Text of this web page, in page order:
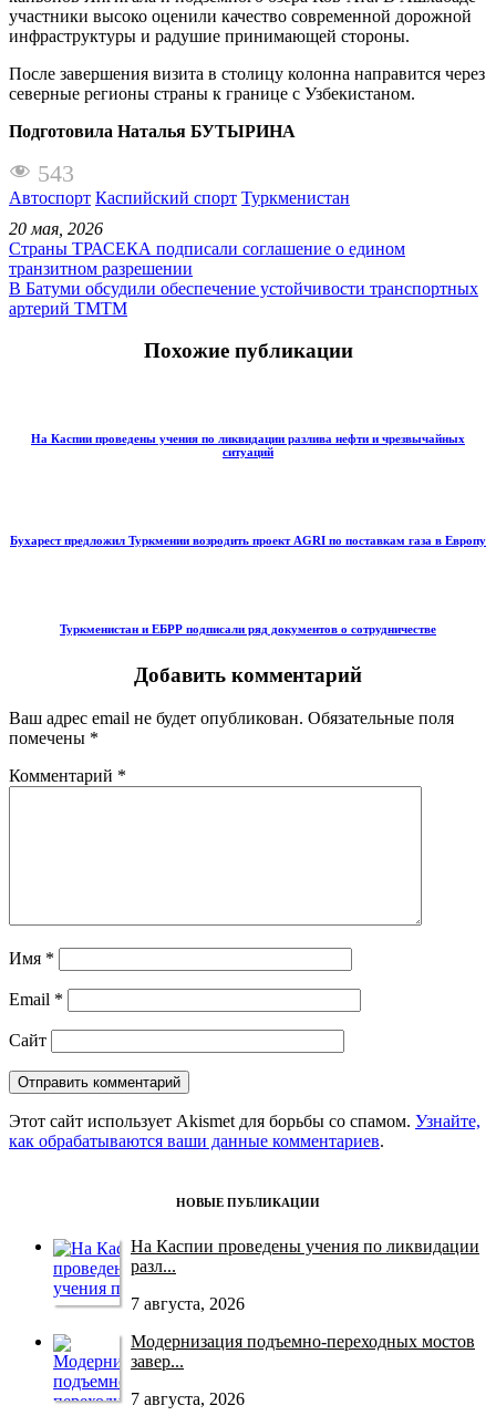
участники высоко оценили качество современной дорожной
инфраструктуры и радушие принимающей стороны.
После завершения визита в столицу колонна направится через
северные регионы страны к границе с Узбекистаном.
Подготовила Наталья БУТЫРИНА
543
Автоспорт Каспийский спорт Туркменистан
20 мая, 2026
Страны ТРАСЕКА подписали соглашение о едином
транзитном разрешении
В Батуми обсудили обеспечение устойчивости транспортных
артерий ТМТМ
Похожие публикации
На Каспии проведены учения по ликвидации разлива нефти и чрезвычайных
ситуаций
Бухарест предложил Туркмении возродить проект AGRI по поставкам газа в Европу
Туркменистан и ЕБРР подписали ряд документов о сотрудничестве
Добавить комментарий
Ваш адрес email не будет опубликован. Обязательные поля
помечены *
Комментарий *
Имя *
Email *
Сайт
Этот сайт использует Akismet для борьбы со спамом. Узнайте,
как обрабатываются ваши данные комментариев.
НОВЫЕ ПУБЛИКАЦИИ
На Каспии проведены учения по ликвидации
разл...
7 августа, 2026
Модернизация подъемно-переходных мостов
завер...
7 августа, 2026